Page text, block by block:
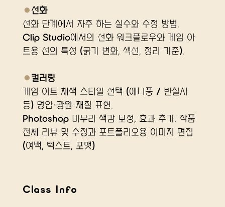
● 선화
선화 단계에서 자주 하는 실수와 수정 방법.
Clip Studio에서의 선화 워크플로우와 게임 아
트용 선의 특성 (굵기 변화, 색선, 정리 기준).
● 컬러링
게임 아트 채색 스타일 선택 (애니풍 / 반실사
등) 명암·광원·재질 표현.
Photoshop 마무리 색감 보정, 효과 추가. 작품
전체 리뷰 및 수정과 포트폴리오용 이미지 편집
(여백, 텍스트, 포맷)
Class Info